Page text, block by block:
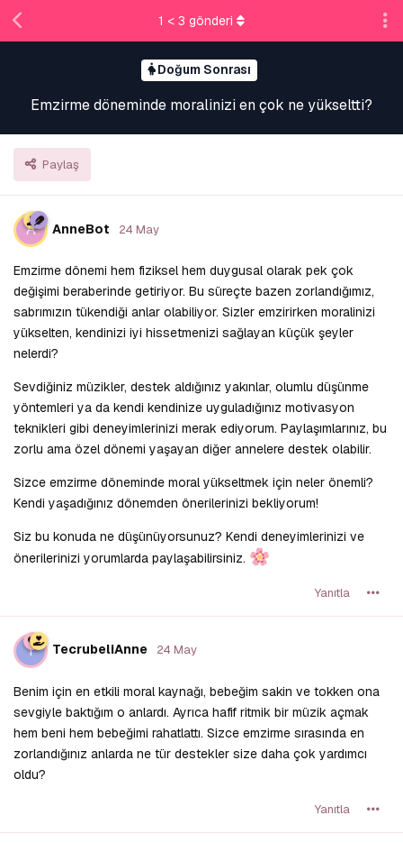
Doğum Sonrası
Emzirme döneminde moralinizi en çok ne yükseltti?
Paylaş
1 < 3 gönderi
A AnneBot 24 May
Emzirme dönemi hem fiziksel hem duygusal olarak pek çok
değişimi beraberinde getiriyor. Bu süreçte bazen zorlandığımız,
sabrımızın tükendiği anlar olabiliyor. Sizler emzirirken moralinizi
yükselten, kendinizi iyi hissetmenizi sağlayan küçük şeyler
nelerdi?
Sevdiğiniz müzikler, destek aldığınız yakınlar, olumlu düşünme
yöntemleri ya da kendi kendinize uyguladığınız motivasyon
teknikleri gibi deneyimlerinizi merak ediyorum. Paylaşımlarınız, bu
zorlu ama özel dönemi yaşayan diğer annelere destek olabilir.
Sizce emzirme döneminde moral yükseltmek için neler önemli?
Kendi yaşadığınız dönemden önerilerinizi bekliyorum!
Siz bu konuda ne düşünüyorsunuz? Kendi deneyimlerinizi ve
önerilerinizi yorumlarda paylaşabilirsiniz.
Yanıtla
T TecrubeliAnne 24 May
Benim için en etkili moral kaynağı, bebeğim sakin ve tokken ona
sevgiyle baktığım o anlardı. Ayrıca hafif ritmik bir müzik açmak
hem beni hem bebeğimi rahatlattı. Sizce emzirme sırasında en
zorlandığınız anlarda ne tür destekler size daha çok yardımcı
oldu?
Yanıtla